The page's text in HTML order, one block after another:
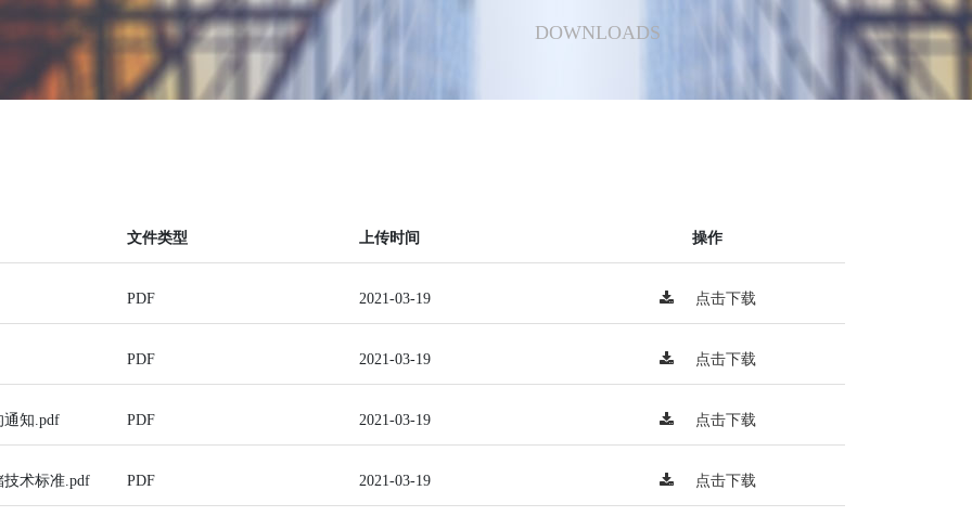
DOWNLOADS
文件类型 上传时间 操作
PDF 2021-03-19 点击下载
PDF 2021-03-19 点击下载
通知.pdf PDF 2021-03-19 点击下载
术标准.pdf PDF 2021-03-19 点击下载